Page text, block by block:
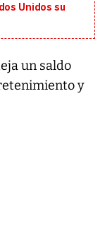
Unidos su
un saldo
y